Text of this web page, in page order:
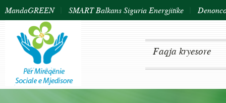
MandaGREEN SMART Balkans Siguria Energjitike
Faqja kryesore